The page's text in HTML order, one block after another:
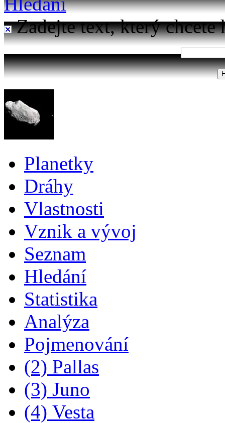
Zadejte text, který chcete
Planetky
Dráhy
Vlastnosti
Vznik a vývoj
Seznam
Hledání
Statistika
Analýza
Pojmenování
(2) Pallas
(3) Juno
(4) Vesta